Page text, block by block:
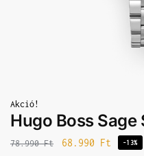
Akció!
Hugo Boss
78.990Ft 68.990 Ft -13%